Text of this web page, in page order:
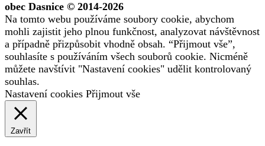
obec Dasnice © 2014-2026
Na tomto webu používáme soubory cookie, abychom
mohli zajistit jeho plnou funkčnost, analyzovat návštěvnost
a případně přizpůsobit vhodně obsah. “Přijmout vše”,
souhlasíte s používáním všech souborů cookie. Nicméně
můžete navštívit "Nastavení cookies" udělit kontrolovaný
souhlas.
Nastavení cookies Přijmout vše
Zavřít